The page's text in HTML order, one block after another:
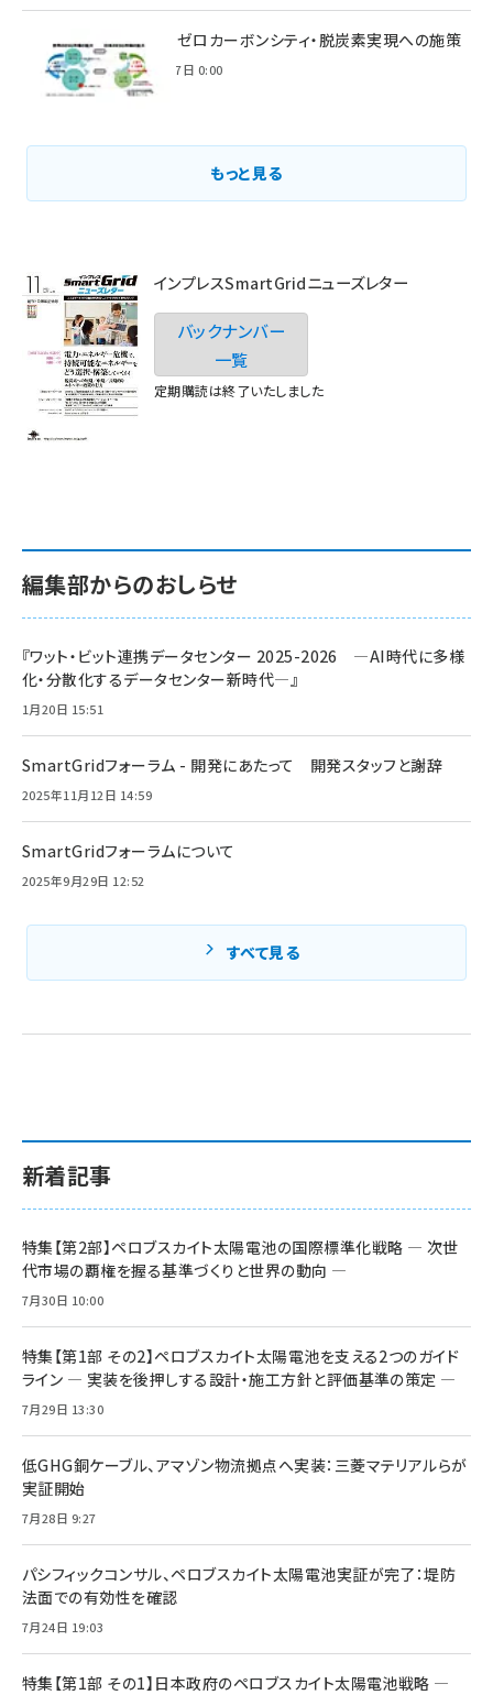
新着記事
特集【第2部】ペロブスカイト太陽電池の国際標準化戦略 ― 次世
代市場の覇権を握る基準づくりと世界の動向 ―
7月30日 10:00
特集【第1部 その2】ペロブスカイト太陽電池を支える2つのガイド
ライン ― 実装を後押しする設計・施工方針と評価基準の策定 ―
7月29日 13:30
低GHG銅ケーブル、アマゾン物流拠点へ実装：三菱マテリアルらが
実証開始
7月28日 9:27
パシフィックコンサル、ペロブスカイト太陽電池実証が完了：堤防
法面での有効性を確認
7月24日 19:03
特集【第1部 その1】日本政府のペロブスカイト太陽電池戦略 ―
環境省のゼロカーボンシティ・脱炭素実現への施策
2021年3月7日 0:00
もっと見る
インプレスSmartGridニューズレター
バックナンバー
一覧
定期購読は終了いたしました
編集部からのおしらせ
『ワット・ビット連携データセンター 2025-2026 ―AI時代に多様
化・分散化するデータセンター新時代―』
1月20日 15:51
SmartGridフォーラム - 開発にあたって 開発スタッフと謝辞
2025年11月12日 14:59
SmartGridフォーラムについて
2025年9月29日 12:52
すべて見る